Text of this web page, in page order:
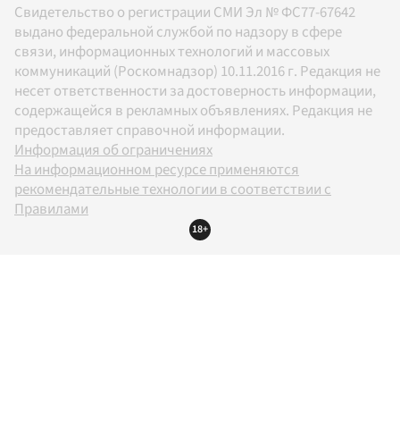
Свидетельство о регистрации СМИ Эл № ФС77-67642
выдано федеральной службой по надзору в сфере
связи, информационных технологий и массовых
коммуникаций (Роскомнадзор) 10.11.2016 г. Редакция не
несет ответственности за достоверность информации,
содержащейся в рекламных объявлениях. Редакция не
предоставляет справочной информации.
Информация об ограничениях
На информационном ресурсе применяются
рекомендательные технологии в соответствии с
Правилами
18+